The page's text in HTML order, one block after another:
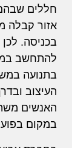
חללים
אזור קבלה
בכניסה. לכן
להתחשב
בתנועה
העיצוב
האנשים
במקום